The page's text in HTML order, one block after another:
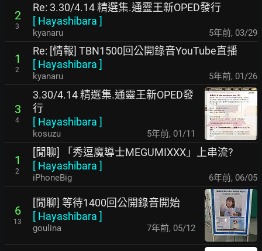
2
3
Re: 3.30/4.14 精選集.通靈王新OPED發行
[ Hayashibara ]
kyanaru 5年前, 03/29
1
2
Re: [情報] TBN1500回公開錄音YouTube直播
[ Hayashibara ]
kyanaru 5年前, 01/26
3
4
3.30/4.14 精選集.通靈王新OPED發
行
[ Hayashibara ]
kosuzu 5年前, 01/11
1
2
[閒聊] 「秀逗魔導士MEGUMIXXX」上串流?
[ Hayashibara ]
iPhoneBig 6年前, 06/05
6
13
[閒聊] 等待1400回公開錄音開始
[ Hayashibara ]
goulina 7年前, 05/12